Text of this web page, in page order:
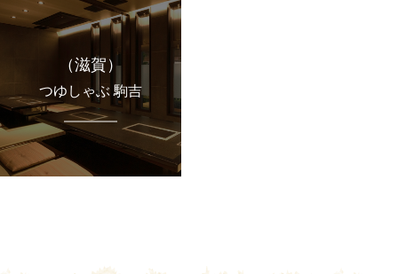
（滋賀）
つゆしゃぶ 駒吉